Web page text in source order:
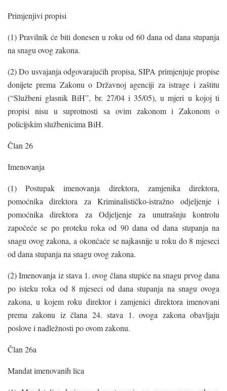
Primjenjivi propisi
(1) Pravilnik će biti donesen u roku od 60 dana od dana stupanja
na snagu ovog zakona.
(2) Do usvajanja odgovarajućih propisa, SIPA primjenjuje propise
donijete prema Zakonu o Državnoj agenciji za istrage i zaštitu
(“Službeni glasnik BiH”, br. 27/04 i 35/05), u mjeri u kojoj ti
propisi nisu u suprotnosti sa ovim zakonom i Zakonom o
policijskim službenicima BiH.
Član 26
Imenovanja
(1) Postupak imenovanja direktora, zamjenika direktora,
pomoćnika direktora za Kriminalističko-istražno odjeljenje i
pomoćnika direktora za Odjeljenje za unutrašnju kontrolu
započeće se po proteku roka od 90 dana od dana stupanja na
snagu ovog zakona, a okončaće se najkasnije u roku do 8 mjeseci
od dana stupanja na snagu ovog zakona.
(2) Imenovanja iz stava 1. ovog člana stupiće na snagu prvog dana
po isteku roka od 8 mjeseci od dana stupanja na snagu ovoga
zakona, u kojem roku direktor i zamjenici direktora imenovani
prema zakonu iz člana 24. stava 1. ovoga zakona obavljaju
poslove i nadležnosti po ovom zakonu.
Član 26a
Mandat imenovanih lica